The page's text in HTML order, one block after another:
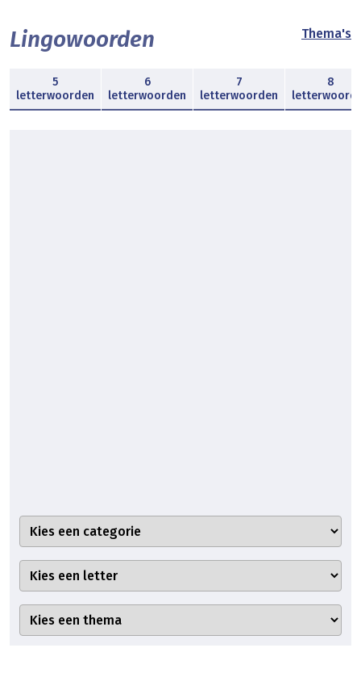
Lingowoorden Thema's
5
letterwoorden
6
letterwoorden
7
letterwoorden
8